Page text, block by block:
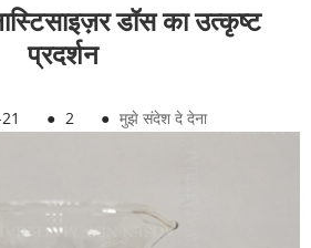
डॉस का उत्कृष्ट
प्रदर्शन
● 2 ● मुझे संदेश दे देना